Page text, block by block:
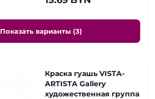
Показать варианты (3)
Краска гуашь VISTA-
ARTISTA Gallery
художественная группа